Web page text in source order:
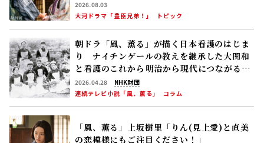
2026.08.03
大河ドラマ「豊臣兄弟！」
トピック
朝ドラ「風、薫る」が描く日本看護のはじま
り ナイチンゲールの教えを継承した大関和
と看護のこれから――明治から現代につながる道
【後編】
2026.04.28
NHK財団
連続テレビ小説「風、薫る」
コラム
「風、薫る」上坂樹里「りん(見上愛)と直美
の恋模様にもご注目ください！」